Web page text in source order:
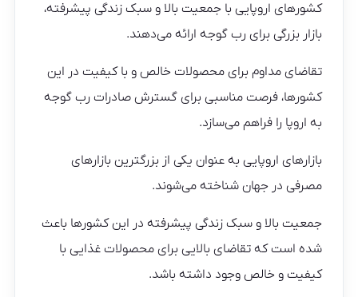
کشورهای اروپایی با جمعیت بالا و سبک زندگی پیشرفته،
بازار بزرگی برای رب گوجه ارائه می‌دهند.
تقاضای مداوم برای محصولات خالص و با کیفیت در این
کشورها، فرصت مناسبی برای گسترش صادرات رب گوجه
به اروپا را فراهم می‌سازد.
بازارهای اروپایی به عنوان یکی از بزرگترین بازارهای
مصرفی در جهان شناخته می‌شوند.
جمعیت بالا و سبک زندگی پیشرفته در این کشورها باعث
شده است که تقاضای بالایی برای محصولات غذایی با
کیفیت و خالص وجود داشته باشد.